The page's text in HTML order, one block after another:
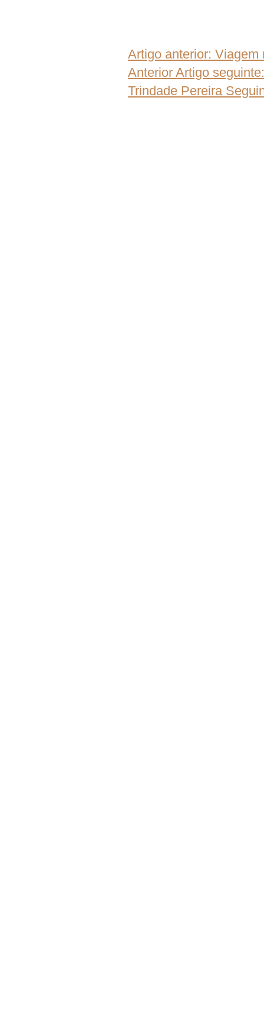
Artigo anterior: Viagem
Anterior Artigo
Trindade Pereira